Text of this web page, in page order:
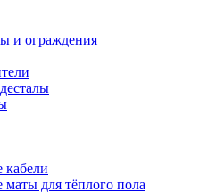
и ограждения
кабели
маты для тёплого пола